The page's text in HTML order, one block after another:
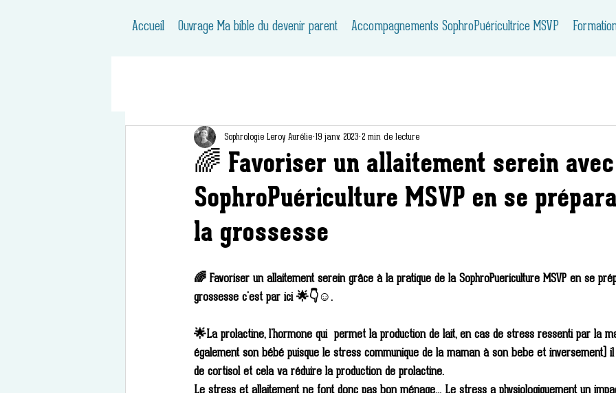
Accueil Ouvrage Ma bible du devenir parent Accompagnements SophroPuéricultrice MSVP
🌈 Favoriser un allaitement serein
SophroPuériculture MSVP en se
la grossesse
Sophrologie Leroy Aurélie 19 janv. 2023 2 min de lecture
🌈 Favoriser un allaitement serein grâce à la pratique de la SophroPuericulture MSVP en se
grossesse c'est par ici 🌟👇☺️.
🌟La prolactine, l'hormone qui  permet la production de lait, en cas de stress ressenti par la
également son bébé puisque le stress communique de la maman à son bebe et inversement)
de cortisol et cela va réduire la production de prolactine.